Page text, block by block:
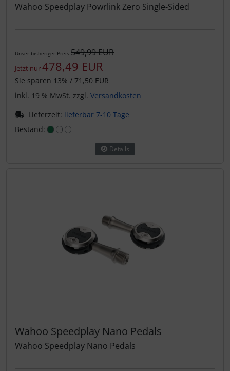
Wahoo Speedplay Powrlink Zero Single-Sided
Unser bisheriger Preis 549,99 EUR
Jetzt nur478,49 EUR
Sie sparen 13% / 71,50 EUR
inkl. 19 % MwSt. zzgl. Versandkosten
Lieferzeit: lieferbar 7-10 Tage
Bestand:
Details
Wahoo Speedplay Nano Pedals
Wahoo Speedplay Nano Pedals